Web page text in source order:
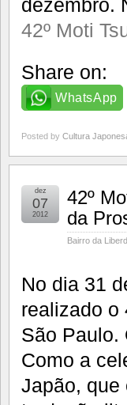
dezembro.
42º Moti
Share on:
WhatsApp
Posted by Cultura
42º
da
Bairro da
dez
07
2012
No dia 31
realizado o
São Paulo.
Como a
Japão, que